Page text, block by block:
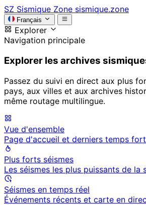
SZ Sismique Zone sismique.zone
Français
Explorer
Navigation principale
Explorer les archives
Passez du suivi en direct aux plus
pays, aux villes et aux archives
même routage multilingue.
Vue d'ensemble
Page d'accueil et derniers temps
Plus forts séismes
Les séismes les plus puissants de la
Séismes en temps réel
Événements récents et carte en